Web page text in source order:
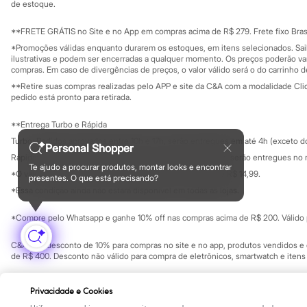
Yessica
Acessórios
Blusas
Calçados
Leggings
Shorts e Bermudas
Tops
Moda íntima
Cintas e Modeladores
Meias
Pijamas
Sutiãs e Tops
Moda praia
Maiôs
Saídas de praia
Personagens
Plus size
Blusas e Camisetas
Calças
Casacos e Jaquetas
Jeans
Personal Shopper
Te ajudo a procurar produtos, montar looks e encontrar
presentes. O que está precisando?
Investidores
Privacidade
Configuração de cookies
Minha privacidade
Educação
Formas de pagamento
de estoque.
**FRETE GRÁTIS no Site e no App em compras acima de R$ 279. Frete fixo
*Promoções válidas enquanto durarem os estoques, em itens selecionados.
ilustrativas e podem ser encerradas a qualquer momento. Os preços poderão
compras. Em caso de divergências de preços, o valor válido será o do carrinho
**Retire suas compras realizadas pelo APP e site da C&A com a modalidade
pedido está pronto para retirada.
**Entrega Turbo e Rápida
Turbo: Pedidos aprovados entre 10h e 17h, serão entregues em até 4h (exceto
Rápida: Pedidos com os pagamentos aprovados até as 10h, serão entregues
*O valor do frete para o turbo é R$ 24,99 e para a rápida é R$ 14,99.
*Essa condição ainda não estará disponível em todas as lojas.
*Compre pelo Whatsapp e ganhe 10% off nas compras acima de R$ 200.
C&A Pay: desconto de 10% para compras no site e no app, produtos vendidos
de R$ 400. Desconto não válido para compra de eletrônicos, smartwatch e
SP Cep: 06455-000 CNPJ 45.242.914/0001-05
Privacidade e Cookies